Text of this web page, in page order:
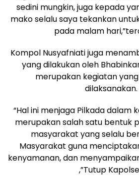
sedini mungkin, juga kepada
mako selalu saya tekankan
pada malam
Kompol Nusyafniati juga
yang dilakukan oleh
merupakan kegiatan
dilaksanakan.
“Hal ini menjaga Pilkada dalam
merupakan salah satu bentuk
masyarakat yang selalu
Masyarakat guna
kenyamanan, dan
,”Tutup